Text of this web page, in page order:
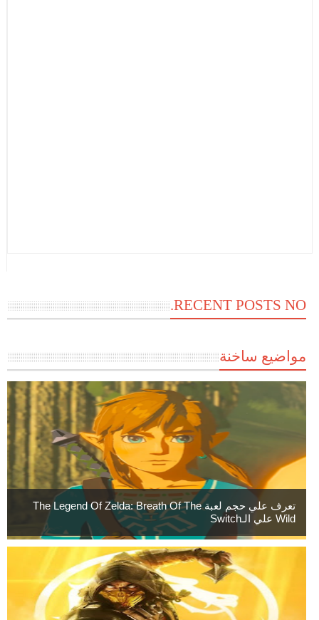
RECENT POSTS NO.
مواضيع ساخنة
تعرف علي حجم لعبة The Legend Of Zelda: Breath Of The
Wild علي الـSwitch